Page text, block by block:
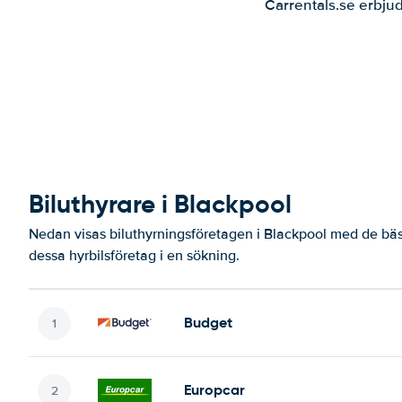
Carrentals.se
Biluthyrare i Blackpool
Nedan visas biluthyrningsföretagen i Blackpool med de
dessa hyrbilsföretag i en sökning.
Budget
Europcar